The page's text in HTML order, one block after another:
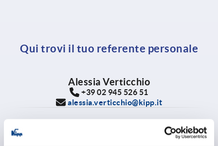
Qui trovi il tuo referente personale
Alessia Verticchio
+39 02 945 526 51
alessia.verticchio@kipp.it